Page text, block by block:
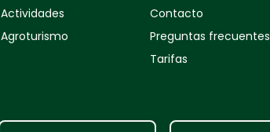
Actividades
Agroturismo
Contacto
Preguntas frecuentes
Tarifas